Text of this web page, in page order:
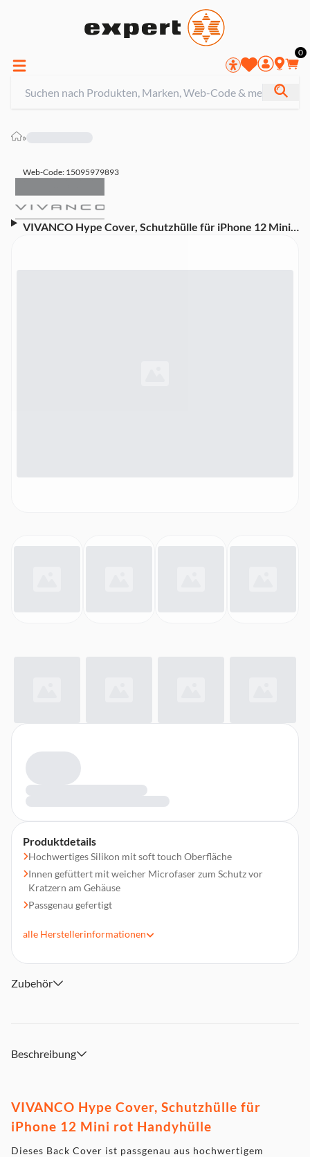
0
»
Web-Code: 15095979893
VIVANCO Hype Cover, Schutzhülle für iPhone 12 Mini
Produktdetails
Hochwertiges Silikon mit soft touch Oberfläche
Innen gefüttert mit weicher Microfaser zum Schutz vor
Kratzern am Gehäuse
Passgenau gefertigt
Bedienelemente und Anschlüsse bleiben voll erreichbar
alle Herstellerinformationen
Zubehör
Beschreibung
VIVANCO Hype Cover, Schutzhülle für
iPhone 12 Mini rot Handyhülle
Dieses Back Cover ist passgenau aus hochwertigem